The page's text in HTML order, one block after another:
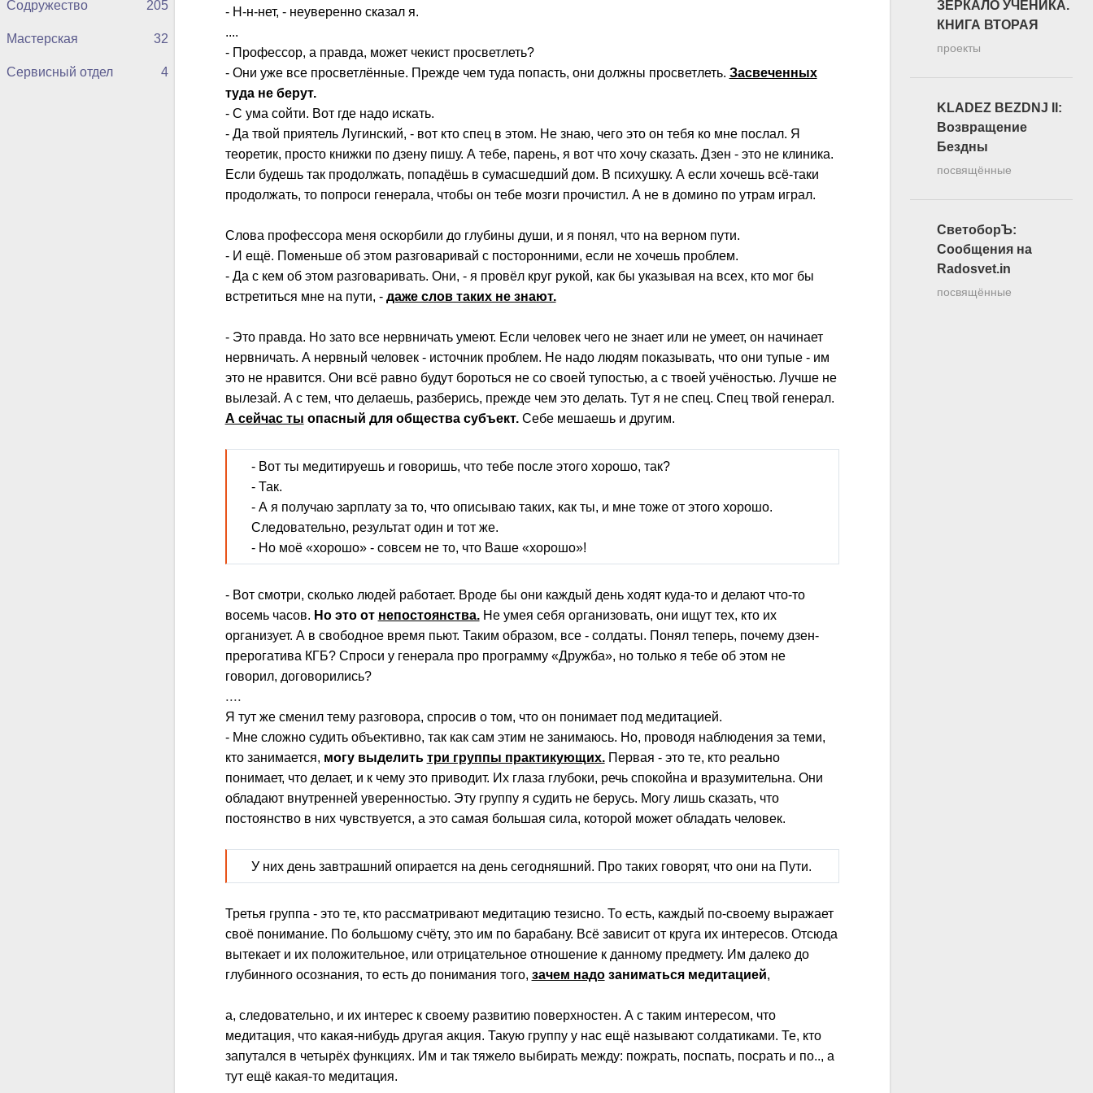
Содружество 205
Мастерская 32
Сервисный отдел 4
- Н-н-нет, - неуверенно сказал я.
....
- Профессор, а правда, может чекист просветлеть?
- Они уже все просветлённые. Прежде чем туда попасть, они должны просветлеть. Засвеченных
туда не берут.
- С ума сойти. Вот где надо искать.
- Да твой приятель Лугинский, - вот кто спец в этом. Не знаю, чего это он тебя ко мне послал. Я
теоретик, просто книжки по дзену пишу. А тебе, парень, я вот что хочу сказать. Дзен - это не клиника.
Если будешь так продолжать, попадёшь в сумасшедший дом. В психушку. А если хочешь всё-таки
продолжать, то попроси генерала, чтобы он тебе мозги прочистил. А не в домино по утрам играл.
Слова профессора меня оскорбили до глубины души, и я понял, что на верном пути.
- И ещё. Поменьше об этом разговаривай с посторонними, если не хочешь проблем.
- Да с кем об этом разговаривать. Они, - я провёл круг рукой, как бы указывая на всех, кто мог бы
встретиться мне на пути, - даже слов таких не знают.
- Это правда. Но зато все нервничать умеют. Если человек чего не знает или не умеет, он начинает
нервничать. А нервный человек - источник проблем. Не надо людям показывать, что они тупые - им
это не нравится. Они всё равно будут бороться не со своей тупостью, а с твоей учёностью. Лучше не
вылезай. А с тем, что делаешь, разберись, прежде чем это делать. Тут я не спец. Спец твой генерал.
А сейчас ты опасный для общества субъект.Себе мешаешь и другим.
- Вот ты медитируешь и говоришь, что тебе после этого хорошо, так?
- Так.
- А я получаю зарплату за то, что описываю таких, как ты, и мне тоже от этого хорошо.
Следовательно, результат один и тот же.
- Но моё «хорошо» - совсем не то, что Ваше «хорошо»!
- Вот смотри, сколько людей работает. Вроде бы они каждый день ходят куда-то и делают что-то
восемь часов. Но это от непостоянства.Не умея себя организовать, они ищут тех, кто их
организует. А в свободное время пьют. Таким образом, все - солдаты. Понял теперь, почему дзен-
прерогатива КГБ? Спроси у генерала про программу «Дружба», но только я тебе об этом не
говорил, договорились?
....
Я тут же сменил тему разговора, спросив о том, что он понимает под медитацией.
- Мне сложно судить объективно, так как сам этим не занимаюсь. Но, проводя наблюдения за теми,
кто занимается, могу выделить три группы практикующих.Первая - это те, кто реально
понимает, что делает, и к чему это приводит. Их глаза глубоки, речь спокойна и вразумительна. Они
обладают внутренней уверенностью. Эту группу я судить не берусь. Могу лишь сказать, что
постоянство в них чувствуется, а это самая большая сила, которой может обладать человек.
У них день завтрашний опирается на день сегодняшний. Про таких говорят, что они на Пути.
Третья группа - это те, кто рассматривают медитацию тезисно. То есть, каждый по-своему выражает
своё понимание. По большому счёту, это им по барабану. Всё зависит от круга их интересов. Отсюда
вытекает и их положительное, или отрицательное отношение к данному предмету. Им далеко до
глубинного осознания, то есть до понимания того, зачем надозаниматься медитацией,
а, следовательно, и их интерес к своему развитию поверхностен. А с таким интересом, что
медитация, что какая-нибудь другая акция. Такую группу у нас ещё называют солдатиками. Те, кто
запутался в четырёх функциях. Им и так тяжело выбирать между: пожрать, поспать, посрать и по.., а
тут ещё какая-то медитация.
ЗЕРКАЛО УЧЕНИКА.
КНИГА ВТОРАЯ
проекты
KLADEZ BEZDNJ II:
Возвращение
Бездны
посвящённые
СветоборЪ:
Сообщения на
Radosvet.in
посвящённые